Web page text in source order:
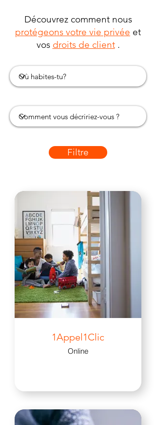
Découvrez comment nous
protégeons votre vie privée et
vos droits de client.
Filtre
1Appel1Clic
Online